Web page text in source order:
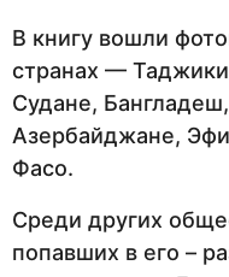
В книгу вошли
странах —
Судане,
Азербайджане,
Фасо.
Среди других
попавших в его –